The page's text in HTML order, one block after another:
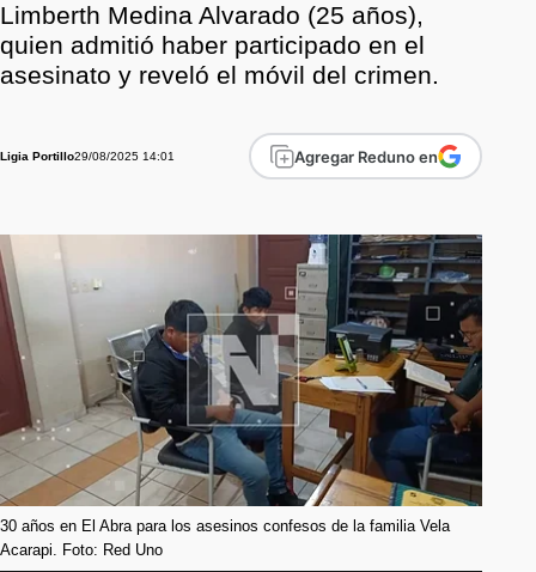
Limberth Medina Alvarado (25 años),
quien admitió haber participado en el
asesinato y reveló el móvil del crimen.
Ligia Portillo29/08/2025 14:01 Agregar Reduno en
30 años en El Abra para los asesinos confesos de la familia Vela
Acarapi. Foto: Red Uno